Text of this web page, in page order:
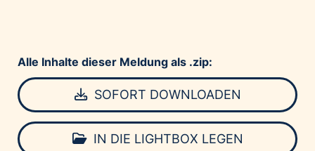
Alle Inhalte dieser Meldung als .zip:
SOFORT DOWNLOADEN
IN DIE LIGHTBOX LEGEN